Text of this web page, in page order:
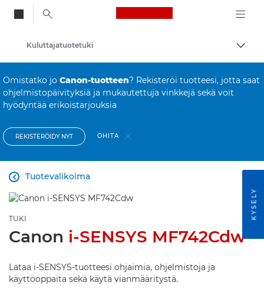
Canon Logo, back
Kuluttajatuotetuki
Omistatko jo Canon-tuotteen? Rekisteröi tuotteesi, jotta saat
ohjelmistopäivityksiä ja mukautettuja vinkkejä sekä voit
hyödyntää erikoistarjouksia
REKISTERÖIDY NYT OHITA
Tuotevalikoima

TUKI
Canon i-SENSYS MF742Cdw
Lataa i-SENSYS-tuotteesi ohjaimia, ohjelmistoja ja
käyttöoppaita sekä käytä vianmääritystä.
KYSELY